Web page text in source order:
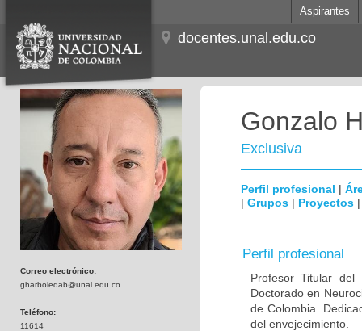
Aspirantes
docentes.unal.edu.co
Correo electrónico:
gharboledab@unal.edu.co
Teléfono:
11614
Gonzalo
Exclusiva
Perfil profesional |
| Grupos | Proyectos
Perfil profesional
Profesor Titular
Doctorado en
de Colombia.
del envejecimiento.